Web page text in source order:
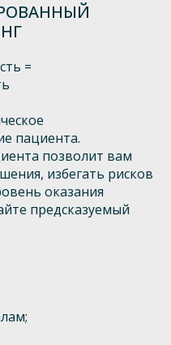
=
пациента.
позволит вам
избегать рисков
оказания
предсказуемый